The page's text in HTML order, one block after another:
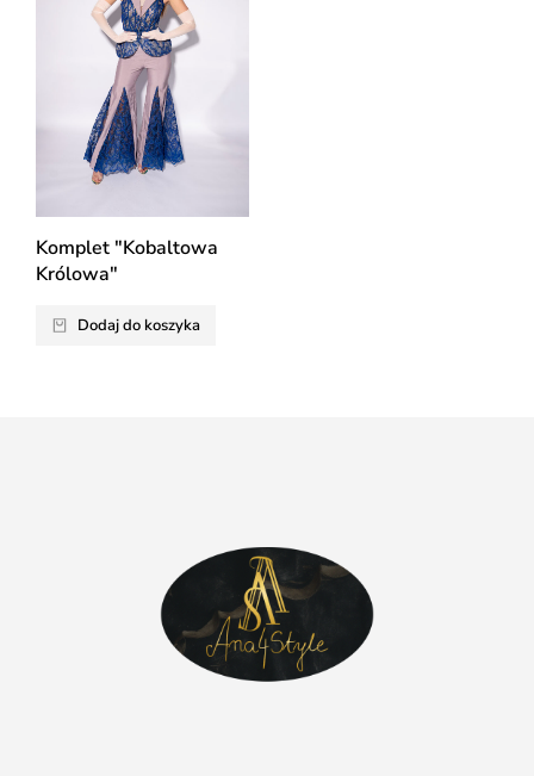
Komplet "Kobaltowa
Królowa"
Dodaj do koszyka